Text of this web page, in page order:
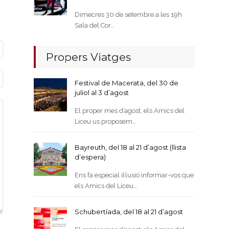
Dimecres 30 de setembre a les 19h
Sala del Cor…
Propers Viatges
Festival de Macerata, del 30 de
juliol al 3 d’agost
El proper mes d’agost, els Amics del
Liceu us proposem…
Bayreuth, del 18 al 21 d’agost (llista
d’espera)
Ens fa especial il·lusió informar-vos que
els Amics del Liceu…
Schubertíada, del 18 al 21 d’agost